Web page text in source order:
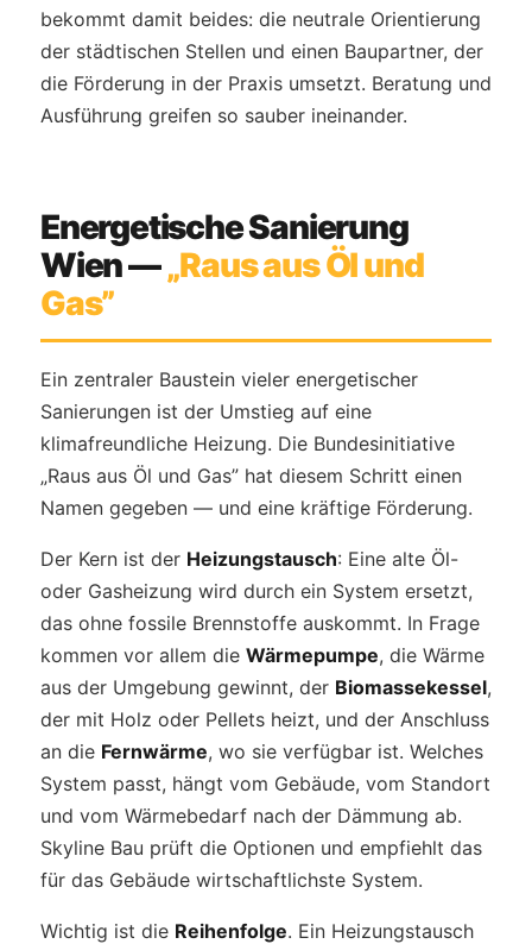
bekommt damit beides: die neutrale Orientierung
der städtischen Stellen und einen Baupartner, der
die Förderung in der Praxis umsetzt. Beratung und
Ausführung greifen so sauber ineinander.
Energetische Sanierung
Wien —„Raus aus Öl und
Gas”
Ein zentraler Baustein vieler energetischer
Sanierungen ist der Umstieg auf eine
klimafreundliche Heizung. Die Bundesinitiative
„Raus aus Öl und Gas” hat diesem Schritt einen
Namen gegeben — und eine kräftige Förderung.
Der Kern ist der Heizungstausch: Eine alte Öl-
oder Gasheizung wird durch ein System ersetzt,
das ohne fossile Brennstoffe auskommt. In Frage
kommen vor allem die Wärmepumpe, die Wärme
aus der Umgebung gewinnt, der Biomassekessel,
der mit Holz oder Pellets heizt, und der Anschluss
an die Fernwärme, wo sie verfügbar ist. Welches
System passt, hängt vom Gebäude, vom Standort
und vom Wärmebedarf nach der Dämmung ab.
Skyline Bau prüft die Optionen und empfiehlt das
für das Gebäude wirtschaftlichste System.
Wichtig ist die Reihenfolge. Ein Heizungstausch